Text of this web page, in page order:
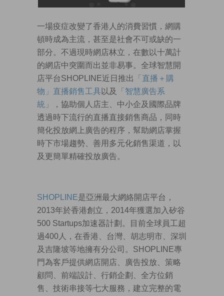
一場疫症改變了香港人的消費習慣，網購
頓時成為主流，甚至是社會不可或缺的一
部分。不過現時網店林立，在數以十萬計
的網店中突圍而出並非易事。全球智慧開
店平台SHOPLINE近日推出
「直播＋購
物」直播銷售工具以及
「智慧廣告系
統」
，協助個人店主、中小企及國際品牌
透過時下流行的直播直接銷售商品，同時
簡化投放網上廣告的程序，幫助網店掌握
時下市場趨勢、善用多元化銷售渠道，以
及更簡單精確投放廣告。
SHOPLINE是亞洲最大網絡開店平台，
2013年於香港創立，2014年獲選加入矽谷
500 Startups加速器計劃。目前全球員工超
過400人，在香港、台灣、胡志明市、深圳
及吉隆坡等地擁有分公司。SHOPLINE專
門為客戶提供網店開店、廣告投放、策略
顧問、前端設計、行銷企劃、全方位銷
售、技術串接等七大服務，建立完整的電